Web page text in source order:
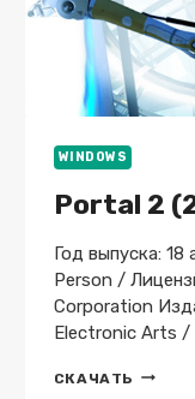
WINDOWS
Portal 2
Год выпуска:
Person /
Corporation
Electronic Arts /
СКАЧАТЬ PORTAL